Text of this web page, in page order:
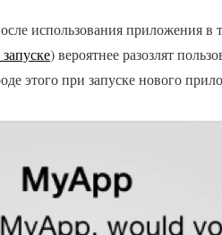
использования приложения в
) вероятнее разозлят
этого при запуске нового